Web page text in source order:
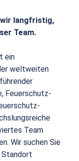
wir langfristig,
Team.
ein
weltweiten
Feuerschutz-
Team
Wir suchen Sie
Standort